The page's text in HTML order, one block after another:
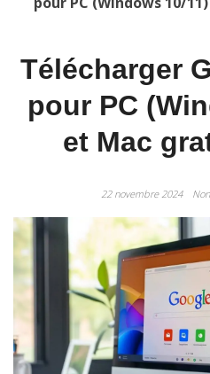
Télécharger
pour PC
et Mac
22 novembre 2024 Non